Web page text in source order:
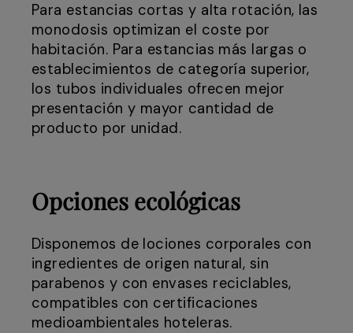
Para estancias cortas y alta rotación, las
monodosis optimizan el coste por
habitación. Para estancias más largas o
establecimientos de categoría superior,
los tubos individuales ofrecen mejor
presentación y mayor cantidad de
producto por unidad.
Opciones ecológicas
Disponemos de lociones corporales con
ingredientes de origen natural, sin
parabenos y con envases reciclables,
compatibles con certificaciones
medioambientales hoteleras.